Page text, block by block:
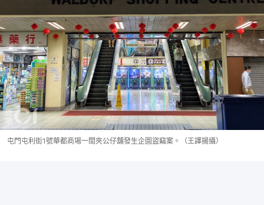
屯門屯利街1號華都商場一間夾公仔舖發生企圖盜竊案。（王譯揚攝）